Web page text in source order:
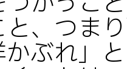
、つま
ぶれ」